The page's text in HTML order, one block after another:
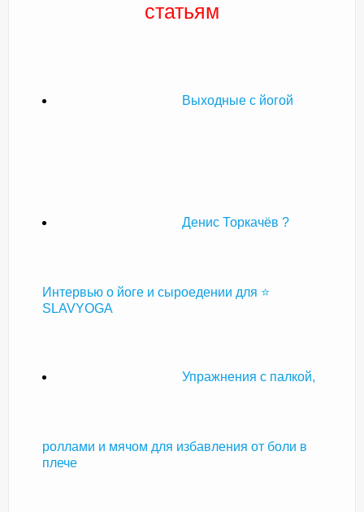
статьям
Выходные с йогой
Денис Торкачёв ?
Интервью о йоге и сыроедении для ⭐
SLAVYOGA
Упражнения с палкой,
роллами и мячом для избавления от боли в
плече